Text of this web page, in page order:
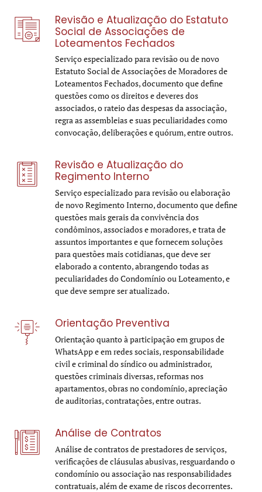
Revisão e Atualização do Estatuto
Social de Associações de
Loteamentos Fechados
Serviço especializado para revisão ou de novo
Estatuto Social de Associações de Moradores de
Loteamentos Fechados, documento que define
questões como os direitos e deveres dos
associados, o rateio das despesas da associação,
regra as assembleias e suas peculiaridades como
convocação, deliberações e quórum, entre outros.
Revisão e Atualização do
Regimento Interno
Serviço especializado para revisão ou elaboração
de novo Regimento Interno, documento que define
questões mais gerais da convivência dos
condôminos, associados e moradores, e trata de
assuntos importantes e que fornecem soluções
para questões mais cotidianas, que deve ser
elaborado a contento, abrangendo todas as
peculiaridades do Condomínio ou Loteamento, e
que deve sempre ser atualizado.
Orientação Preventiva
Orientação quanto à participação em grupos de
WhatsApp e em redes sociais, responsabilidade
civil e criminal do síndico ou administrador,
questões criminais diversas, reformas nos
apartamentos, obras no condomínio, apreciação
de auditorias, contratações, entre outras.
Análise de Contratos
Análise de contratos de prestadores de serviços,
verificações de cláusulas abusivas, resguardando o
condomínio ou associação nas responsabilidades
contratuais, além de exame de riscos decorrentes.